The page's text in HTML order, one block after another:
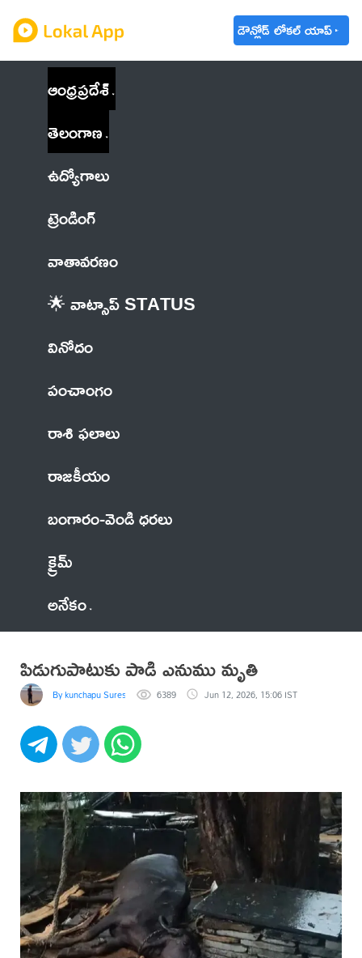
డౌన్లోడ్ లోకల్ యాప్
ఆంధ్రప్రదేశ్
తెలంగాణ
ఉద్యోగాలు
ట్రెండింగ్
వాతావరణం
🌟 వాట్సాప్ STATUS
వినోదం
పంచాంగం
రాశి ఫలాలు
రాజకీయం
బంగారం-వెండి ధరలు
క్రైమ్
అనేకం
పిడుగుపాటుకు పాడి ఎనుము మృతి
By kunchapu Suresh 6389 Jun 12, 2026, 15:06 IST